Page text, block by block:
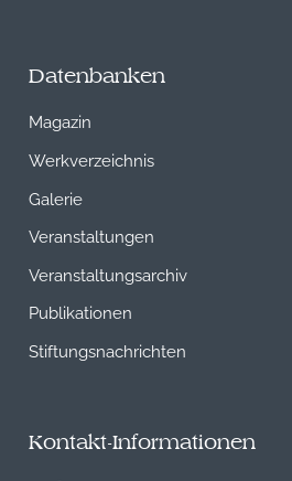
Datenbanken
Magazin
Werkverzeichnis
Galerie
Veranstaltungen
Veranstaltungsarchiv
Publikationen
Stiftungsnachrichten
Kontakt-Informationen